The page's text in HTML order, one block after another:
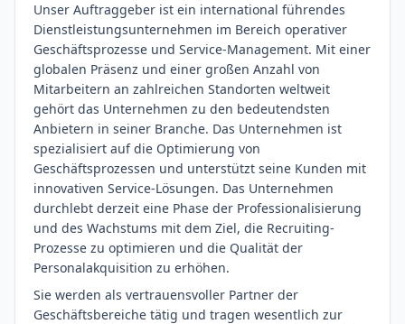
Unser Auftraggeber ist ein international führendes
Dienstleistungsunternehmen im Bereich operativer
Geschäftsprozesse und Service-Management. Mit einer
globalen Präsenz und einer großen Anzahl von
Mitarbeitern an zahlreichen Standorten weltweit
gehört das Unternehmen zu den bedeutendsten
Anbietern in seiner Branche. Das Unternehmen ist
spezialisiert auf die Optimierung von
Geschäftsprozessen und unterstützt seine Kunden mit
innovativen Service-Lösungen. Das Unternehmen
durchlebt derzeit eine Phase der Professionalisierung
und des Wachstums mit dem Ziel, die Recruiting-
Prozesse zu optimieren und die Qualität der
Personalakquisition zu erhöhen.
Sie werden als vertrauensvoller Partner der
Geschäftsbereiche tätig und tragen wesentlich zur